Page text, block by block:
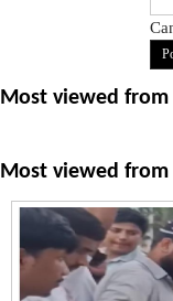
Most viewed from
Most viewed from